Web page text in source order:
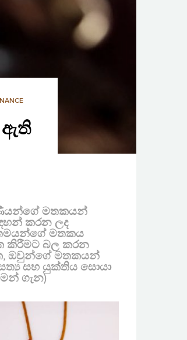
ඇති
මතකයන්
කරන ලද
මතකය
කිරීමට බල කරන
ඔවුන්ගේ මතකයන්
සහ යුක්තිය සොයා
ගැන)